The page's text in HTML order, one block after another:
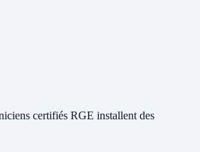
certifiés RGE installent des